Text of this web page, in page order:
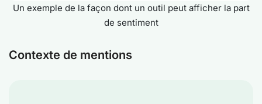
Un exemple de la façon dont un outil peut afficher la part
de sentiment
Contexte de mentions